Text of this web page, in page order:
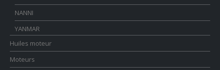
NANNI
YANMAR
Huiles moteur
Moteurs